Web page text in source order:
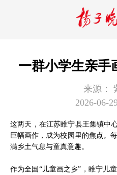
一群小学生亲手
来源：
2026-06-
这两天，在江苏睢宁县王集镇中
巨幅画作，成为校园里的焦点。
满乡土气息与童真意趣。
作为全国“儿童画之乡”，睢宁儿